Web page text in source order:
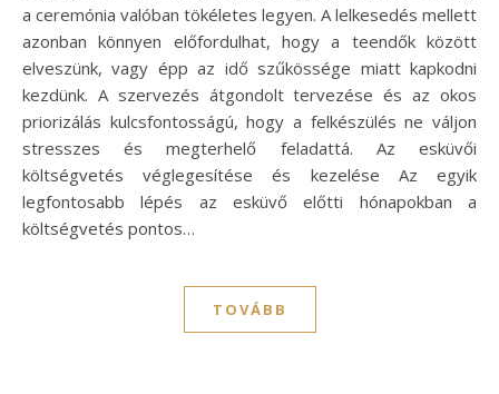
a ceremónia valóban tökéletes legyen. A lelkesedés mellett
azonban könnyen előfordulhat, hogy a teendők között
elveszünk, vagy épp az idő szűkössége miatt kapkodni
kezdünk. A szervezés átgondolt tervezése és az okos
priorizálás kulcsfontosságú, hogy a felkészülés ne váljon
stresszes és megterhelő feladattá. Az esküvői
költségvetés véglegesítése és kezelése Az egyik
legfontosabb lépés az esküvő előtti hónapokban a
költségvetés pontos…
TOVÁBB